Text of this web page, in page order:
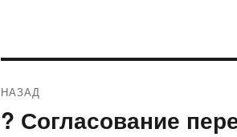
по
НАЗАД
Предыдущая
? Согласование